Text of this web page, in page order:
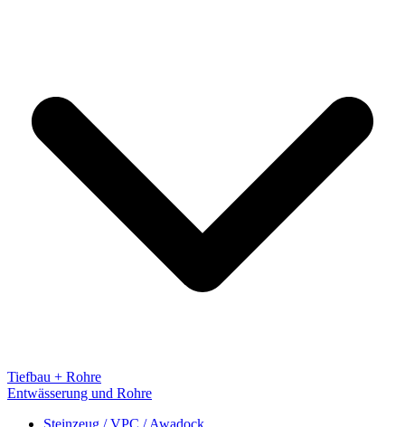
Tiefbau + Rohre
Entwässerung und Rohre
Steinzeug / VPC / Awadock